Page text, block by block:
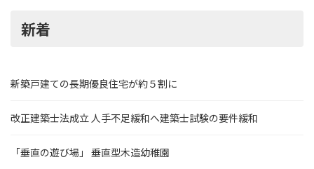
新着
新築戸建ての長期優良住宅が約５割に
改正建築士法成立 人手不足緩和へ建築士試験の要件緩和
「垂直の遊び場」 垂直型木造幼稚園